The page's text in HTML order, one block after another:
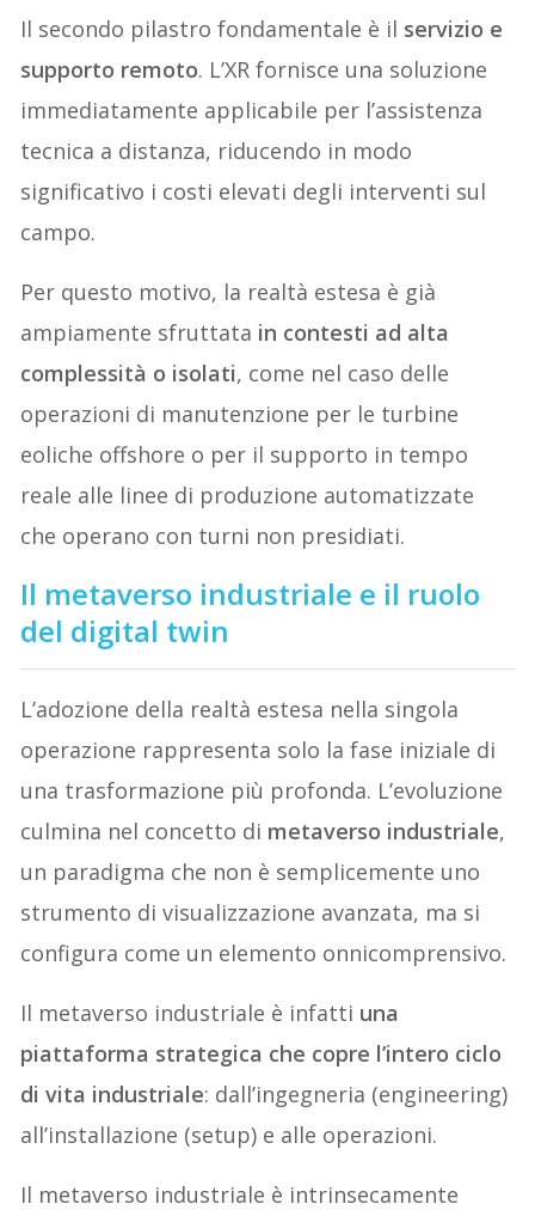
Il secondo pilastro fondamentale è il servizio e
supporto remoto. L’XR fornisce una soluzione
immediatamente applicabile per l’assistenza
tecnica a distanza, riducendo in modo
significativo i costi elevati degli interventi sul
campo.
Per questo motivo, la realtà estesa è già
ampiamente sfruttata in contesti ad alta
complessità o isolati, come nel caso delle
operazioni di manutenzione per le turbine
eoliche offshore o per il supporto in tempo
reale alle linee di produzione automatizzate
che operano con turni non presidiati.
Il metaverso industriale e il ruolo
del digital twin
L’adozione della realtà estesa nella singola
operazione rappresenta solo la fase iniziale di
una trasformazione più profonda. L’evoluzione
culmina nel concetto di metaverso industriale,
un paradigma che non è semplicemente uno
strumento di visualizzazione avanzata, ma si
configura come un elemento onnicomprensivo.
Il metaverso industriale è infatti una
piattaforma strategica che copre l’intero ciclo
di vita industriale: dall’ingegneria (engineering)
all’installazione (setup) e alle operazioni.
Il metaverso industriale è intrinsecamente